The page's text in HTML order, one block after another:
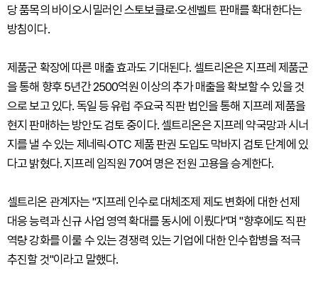
당 품목의 바이오시밀러인 스토보클로·오센벨트 판매를 확대한다는
방침이다.
제품군 확장에 따른 매출 효과도 기대된다. 셀트리온은 지프레 제품군
을 통해 향후 5년간 2500억원 이상의 추가 매출을 확보할 수 있을 것
으로 보고 있다. 독일 등 유럽 주요국 직판 법인을 통해 지프레 제품을
현지 판매하는 방안도 검토 중이다. 셀트리온은 지프레 약국망과 시너
지를 낼 수 있는 제네릭·OTC 제품 판권 도입도 막바지 검토 단계에 있
다고 밝혔다. 지프레 임직원 70여 명은 전원 고용을 승계한다.
셀트리온 관계자는 "지프레 인수로 대체조제 제도 변화에 대한 선제
대응 능력과 신규 사업 영역 확대를 동시에 이뤘다"며 "향후에도 직판
역량 강화를 이룰 수 있는 경쟁력 있는 기업에 대한 인수합병을 적극
추진할 것"이라고 말했다.